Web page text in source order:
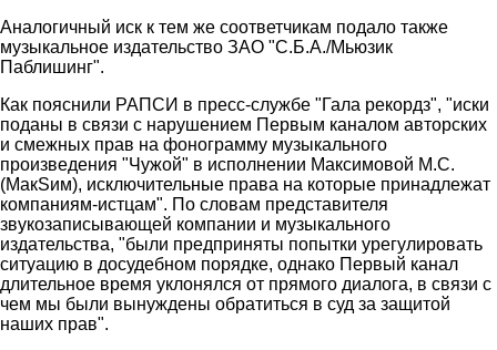
Аналогичный иск к тем же соответчикам подало также
музыкальное издательство ЗАО "С.Б.А./Мьюзик
Паблишинг".
Как пояснили РАПСИ в пресс-службе "Гала рекордз", "иски
поданы в связи с нарушением Первым каналом авторских
и смежных прав на фонограмму музыкального
произведения "Чужой" в исполнении Максимовой М.С.
(МакSим), исключительные права на которые принадлежат
компаниям-истцам". По словам представителя
звукозаписывающей компании и музыкального
издательства, "были предприняты попытки урегулировать
ситуацию в досудебном порядке, однако Первый канал
длительное время уклонялся от прямого диалога, в связи с
чем мы были вынуждены обратиться в суд за защитой
наших прав".